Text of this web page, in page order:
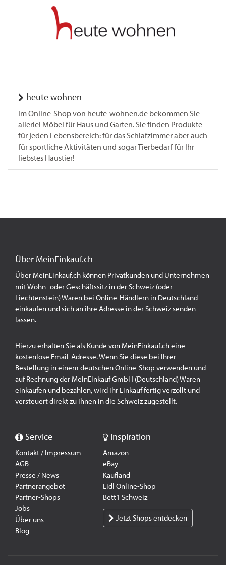
heute wohnen
Im Online-Shop von heute-wohnen.de bekommen Sie
allerlei Möbel für Haus und Garten. Sie finden Produkte
für jeden Lebensbereich: für das Schlafzimmer aber auch
für sportliche Aktivitäten und sogar Tierbedarf für Ihr
liebstes Haustier!
Über MeinEinkauf.ch
Über MeinEinkauf.ch können Privatkunden und Unternehmen
mit Wohn- oder Geschäftssitz in der Schweiz (oder
Liechtenstein) Waren bei Online-Händlern in Deutschland
einkaufen und sich an ihre Adresse in der Schweiz senden
lassen.
Hierzu erhalten Sie als Kunde von MeinEinkauf.ch eine
kostenlose Email-Adresse. Wenn Sie diese bei Ihrer
Bestellung in einem deutschen Online-Shop verwenden und
auf Rechnung der MeinEinkauf GmbH (Deutschland) Waren
einkaufen und bezahlen, wird Ihr Einkauf fertig verzollt und
versteuert direkt zu Ihnen in die Schweiz zugestellt.
Service
Kontakt / Impressum
AGB
Presse / News
Partnerangebot
Partner-Shops
Jobs
Über uns
Blog
Inspiration
Amazon
eBay
Kaufland
Lidl Online-Shop
Bett1 Schweiz
Jetzt Shops entdecken